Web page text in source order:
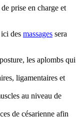
prise en charge et
des massages sera
les aplombs qui
ligamentaires et
au niveau de
de césarienne afin